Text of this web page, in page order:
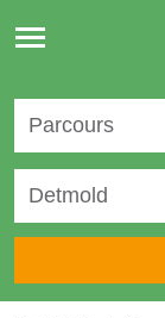
Toggle
navigation